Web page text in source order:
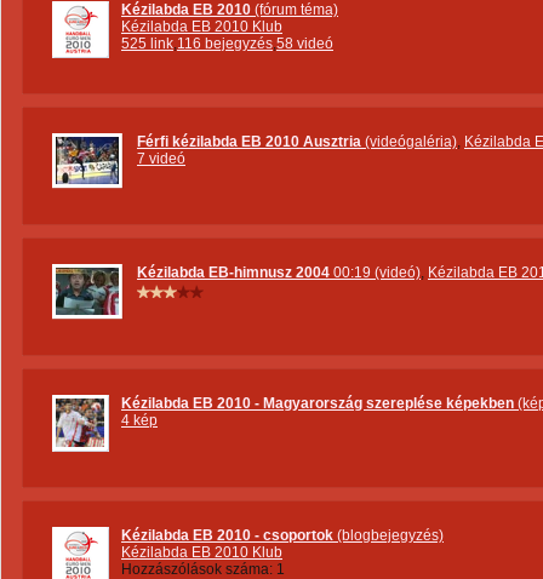
Kézilabda EB 2010 (fórum téma)
Kézilabda EB 2010 Klub
525 link,116 bejegyzés,58 videó
Férfi kézilabda EB 2010 Ausztria (videógaléria), Kézilabda
7 videó
Kézilabda EB-himnusz 2004 00:19 (videó), Kézilabda EB
Kézilabda EB 2010 - Magyarország szereplése képekben
4 kép
Kézilabda EB 2010 - csoportok (blogbejegyzés)
Kézilabda EB 2010 Klub
Hozzászólások száma: 1